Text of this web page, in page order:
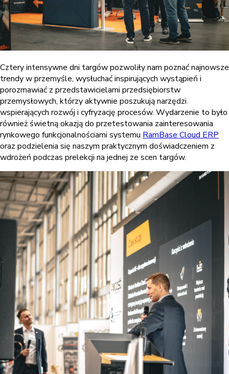
Cztery intensywne dni targów pozwoliły nam poznać najnowsze
trendy w przemyśle, wysłuchać inspirujących wystąpień i
porozmawiać z przedstawicielami przedsiębiorstw
przemysłowych, którzy aktywnie poszukują narzędzi
wspierających rozwój i cyfryzację procesów. Wydarzenie to było
również świetną okazją do przetestowania zainteresowania
rynkowego funkcjonalnościami systemu RamBase Cloud ERP
oraz podzielenia się naszym praktycznym doświadczeniem z
wdrożeń podczas prelekcji na jednej ze scen targów.